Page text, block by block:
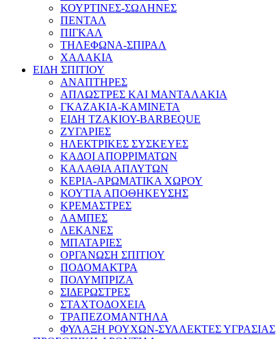
ΚΟΥΡΤΙΝΕΣ-ΣΩΛΗΝΕΣ
ΠΕΝΤΑΛ
ΠΙΓΚΑΛ
ΤΗΛΕΦΩΝΑ-ΣΠΙΡΑΛ
ΧΑΛΑΚΙΑ
ΕΙΔΗ ΣΠΙΤΙΟΥ
ΑΝΑΠΤΗΡΕΣ
ΑΠΛΩΣΤΡΕΣ ΚΑΙ ΜΑΝΤΑΛΑΚΙΑ
ΓΚΑΖΑΚΙΑ-ΚΑΜΙΝΕΤΑ
ΕΙΔΗ ΤΖΑΚΙΟΥ-BARBEQUE
ΖΥΓΑΡΙΕΣ
ΗΛΕΚΤΡΙΚΕΣ ΣΥΣΚΕΥΕΣ
ΚΑΔΟΙ ΑΠΟΡΡΙΜΑΤΩΝ
ΚΑΛΑΘΙΑ ΑΠΛΥΤΩΝ
ΚΕΡΙΑ-ΑΡΩΜΑΤΙΚΑ ΧΩΡΟΥ
ΚΟΥΤΙΑ ΑΠΟΘΗΚΕΥΣΗΣ
ΚΡΕΜΑΣΤΡΕΣ
ΛΑΜΠΕΣ
ΛΕΚΑΝΕΣ
ΜΠΑΤΑΡΙΕΣ
ΟΡΓΑΝΩΣΗ ΣΠΙΤΙΟΥ
ΠΟΔΟΜΑΚΤΡΑ
ΠΟΛΥΜΠΡΙΖΑ
ΣΙΔΕΡΩΣΤΡΕΣ
ΣΤΑΧΤΟΔΟΧΕΙΑ
ΤΡΑΠΕΖΟΜΑΝΤΗΛΑ
ΦΥΛΑΞΗ ΡΟΥΧΩΝ-ΣΥΛΛΕΚΤΕΣ ΥΓΡΑΣΙΑΣ